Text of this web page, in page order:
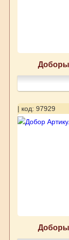
Доборы
| код: 97929
Доборы